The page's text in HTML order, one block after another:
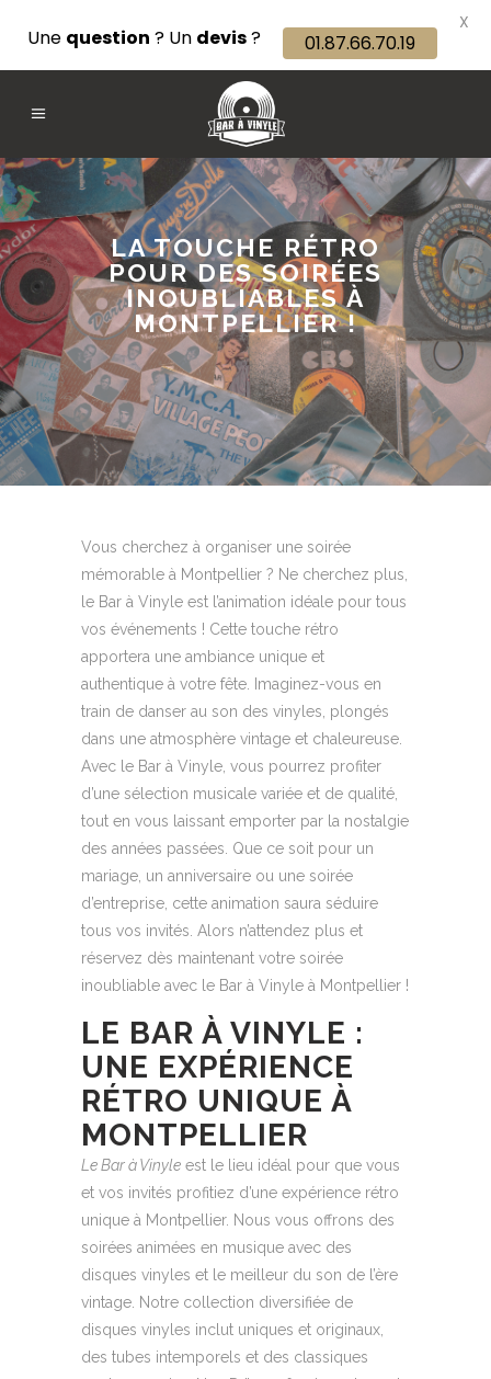
LA TOUCHE RÉTRO
POUR DES SOIRÉES
INOUBLIABLES À
MONTPELLIER !
Vous cherchez à organiser une soirée
mémorable à Montpellier ? Ne cherchez plus,
le Bar à Vinyle est l’animation idéale pour tous
vos événements ! Cette touche rétro
apportera une ambiance unique et
authentique à votre fête. Imaginez-vous en
train de danser au son des vinyles, plongés
dans une atmosphère vintage et chaleureuse.
Avec le Bar à Vinyle, vous pourrez profiter
d’une sélection musicale variée et de qualité,
tout en vous laissant emporter par la nostalgie
des années passées. Que ce soit pour un
mariage, un anniversaire ou une soirée
d’entreprise, cette animation saura séduire
tous vos invités. Alors n’attendez plus et
réservez dès maintenant votre soirée
inoubliable avec le Bar à Vinyle à Montpellier !
LE BAR À VINYLE :
UNE EXPÉRIENCE
RÉTRO UNIQUE À
MONTPELLIER
Le Bar à Vinyle est le lieu idéal pour que vous
et vos invités profitiez d’une expérience rétro
unique à Montpellier. Nous vous offrons des
soirées animées en musique avec des
disques vinyles et le meilleur du son de l’ère
vintage. Notre collection diversifiée de
disques vinyles inclut uniques et originaux,
des tubes intemporels et des classiques
Une question ? Un devis? 01.87.66.70.19
X